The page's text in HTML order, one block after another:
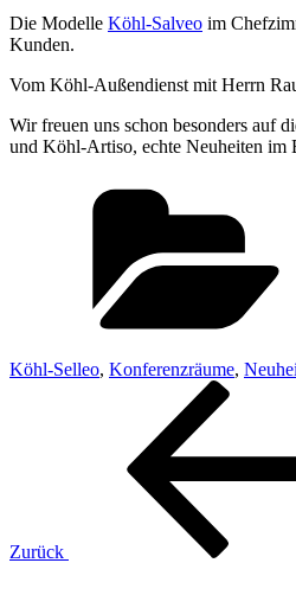
Die Modelle Köhl-Salveo im
Kunden.
Vom Köhl-Außendienst mit Herrn
Wir freuen uns schon besonders auf
und Köhl-Artiso, echte Neuheiten im
Köhl-Selleo, Konferenzräume,
Beitragsnavigation
Zurück